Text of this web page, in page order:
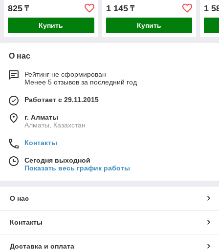
825 ₸
Купить
1 145₸
Купить
1
О нас
Рейтинг не сформирован
Менее 5 отзывов за последний год
Работает с 29.11.2015
г. Алматы
Алматы, Казахстан
Контакты
Сегодня выходной
Показать весь график работы
О нас
Контакты
Доставка и оплата